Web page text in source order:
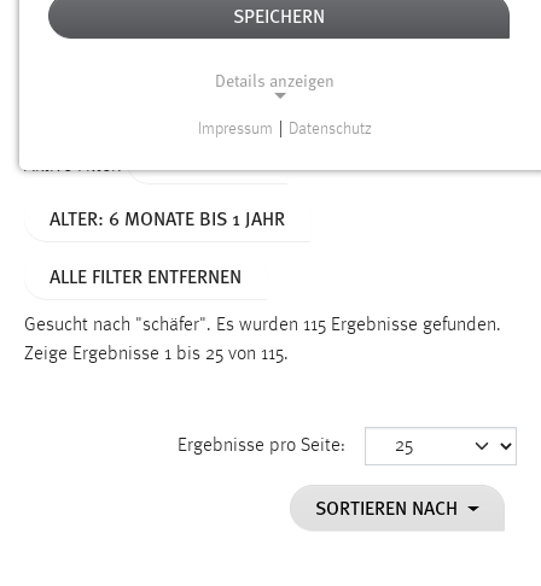
Alter
Aktive Filter:
ALTER: 6 MONATE BIS 1 JAHR
ALLE FILTER ENTFERNEN
Gesucht nach "schäfer". Es wurden 115 Ergebnisse gefunden.
Zeige Ergebnisse 1 bis 25 von 115.
Ergebnisse pro Seite:
SORTIEREN NACH
SPEICHERN
Details anzeigen
Funktionen und sind für die einwandfreie Funktion der
Name:
Dieser Cookie speichert die ausgewählten Einverständnis-
Impressum Datenschutz